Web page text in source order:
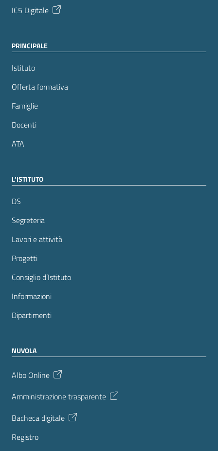
IC5 Digitale
PRINCIPALE
Istituto
Offerta formativa
Famiglie
Docenti
ATA
L’ISTITUTO
DS
Segreteria
Lavori e attività
Progetti
Consiglio d’Istituto
Informazioni
Dipartimenti
NUVOLA
Albo Online
Amministrazione trasparente
Bacheca digitale
Registro